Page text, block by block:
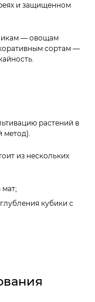
и защищенном
— овощам
сортам —
растений в
метод).
из нескольких
кубики с